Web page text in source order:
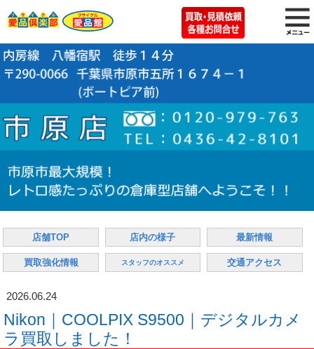
店舗TOP 店内の様子 最新情報
買取強化情報 スタッフのオススメ 交通アクセス
2026.06.24
Nikon｜COOLPIX S9500｜デジタルカメ
ラ買取しました！